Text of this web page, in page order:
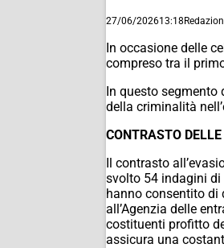
27/06/202613:18
In occasione delle
compreso tra il
In questo
della criminalità
CONTRASTO DELLE
Il contrasto
svolto 54 indagini
hanno consentito di
all’Agenzia delle
costituenti profitto
assicura una